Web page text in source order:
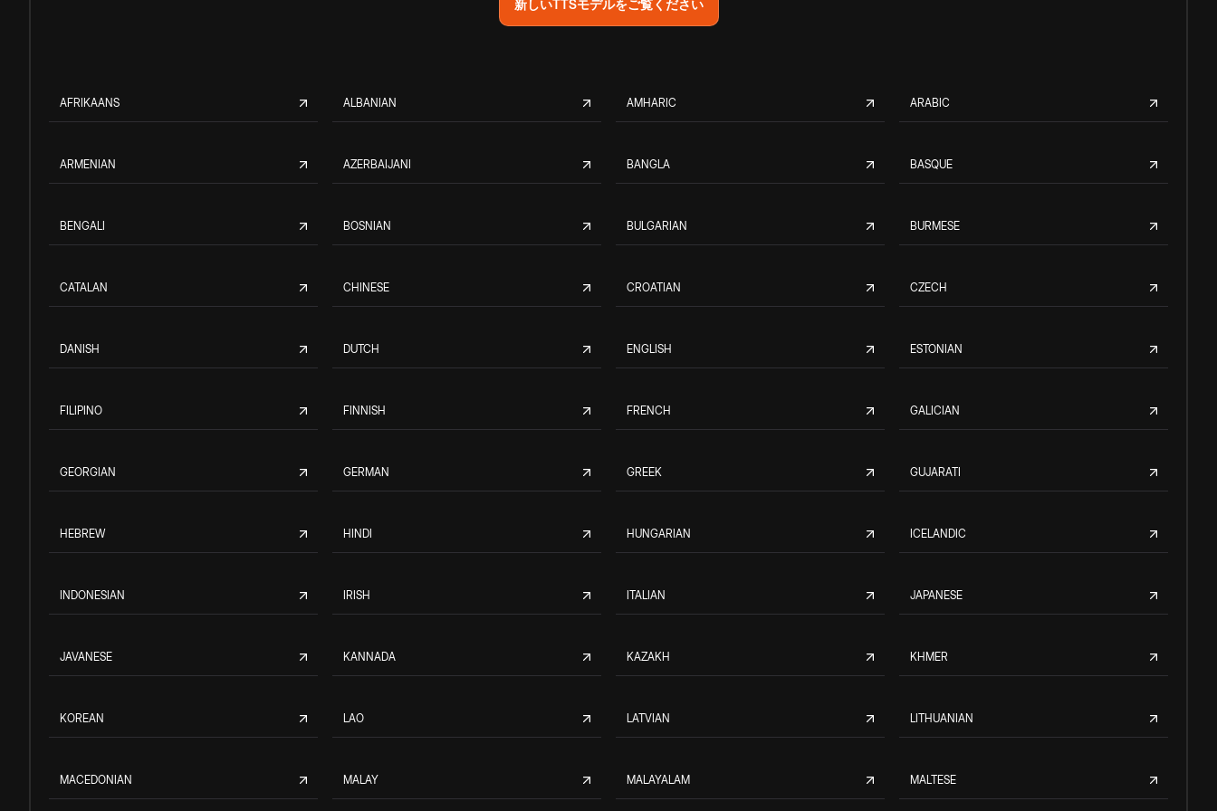
新しいTTSモデルをご覧ください
AFRIKAANS ALBANIAN AMHARIC ARABIC
ARMENIAN AZERBAIJANI BANGLA BASQUE
BENGALI BOSNIAN BULGARIAN BURMESE
CATALAN CHINESE CROATIAN CZECH
DANISH DUTCH ENGLISH ESTONIAN
FILIPINO FINNISH FRENCH GALICIAN
GEORGIAN GERMAN GREEK GUJARATI
HEBREW HINDI HUNGARIAN ICELANDIC
INDONESIAN IRISH ITALIAN JAPANESE
JAVANESE KANNADA KAZAKH KHMER
KOREAN LAO LATVIAN LITHUANIAN
MACEDONIAN MALAY MALAYALAM MALTESE